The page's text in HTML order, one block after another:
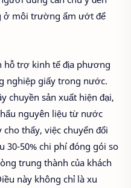
ở môi trường ẩm ướt để
hỗ trợ kinh tế địa phương
nghiệp giấy trong nước.
chuyền sản xuất hiện đại,
nguyên liệu từ nước
thấy, việc chuyển đổi
30-50% chi phí đóng gói so
trung thành của khách
này không chỉ là xu